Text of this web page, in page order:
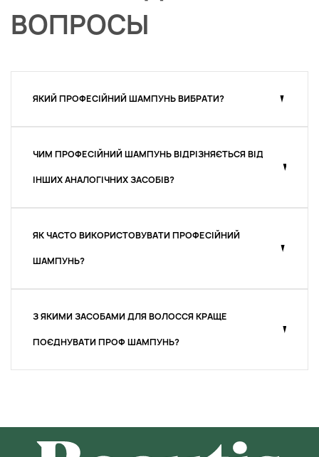
ВОПРОСЫ
ЯКИЙ ПРОФЕСІЙНИЙ ШАМПУНЬ ВИБРАТИ?
ЧИМ ПРОФЕСІЙНИЙ ШАМПУНЬ ВІДРІЗНЯЄТЬСЯ ВІД
ІНШИХ АНАЛОГІЧНИХ ЗАСОБІВ?
ЯК ЧАСТО ВИКОРИСТОВУВАТИ ПРОФЕСІЙНИЙ
ШАМПУНЬ?
З ЯКИМИ ЗАСОБАМИ ДЛЯ ВОЛОССЯ КРАЩЕ
ПОЄДНУВАТИ ПРОФ ШАМПУНЬ?